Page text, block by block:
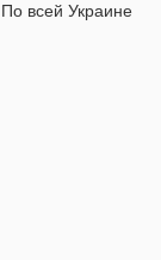
По всей Украине